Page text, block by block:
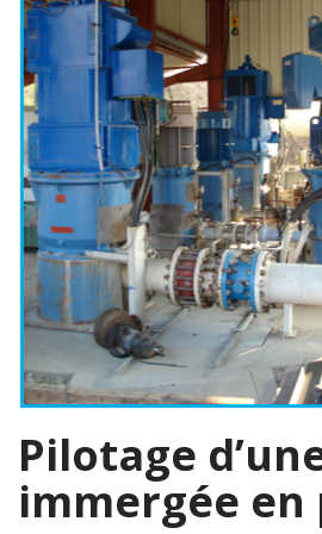
Pilotage
immergée